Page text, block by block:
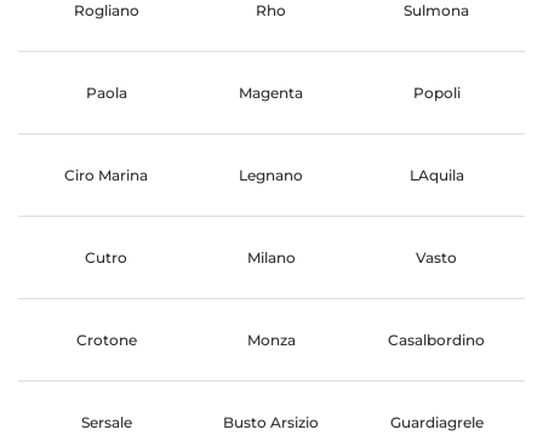
Rogliano Rho Sulmona
Paola Magenta Popoli
Ciro Marina Legnano LAquila
Cutro Milano Vasto
Crotone Monza Casalbordino
Sersale Busto Arsizio Guardiagrele